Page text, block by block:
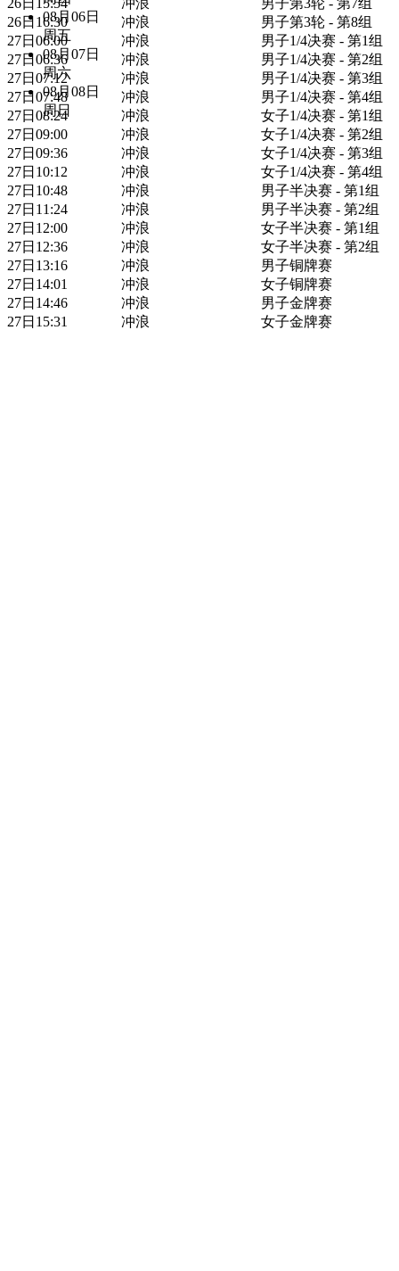
08月06日
周五
08月07日
周六
08月08日
周日
26日16:30
冲浪
男子第3轮 - 第8组
27日06:00
冲浪
男子1/4决赛 - 第1组
27日06:36
冲浪
男子1/4决赛 - 第2组
27日07:12
冲浪
男子1/4决赛 - 第3组
27日07:48
冲浪
男子1/4决赛 - 第4组
27日08:24
冲浪
女子1/4决赛 - 第1组
27日09:00
冲浪
女子1/4决赛 - 第2组
27日09:36
冲浪
女子1/4决赛 - 第3组
27日10:12
冲浪
女子1/4决赛 - 第4组
27日10:48
冲浪
男子半决赛 - 第1组
27日11:24
冲浪
男子半决赛 - 第2组
27日12:00
冲浪
女子半决赛 - 第1组
27日12:36
冲浪
女子半决赛 - 第2组
27日13:16
冲浪
男子铜牌赛
27日14:01
冲浪
女子铜牌赛
27日14:46
冲浪
男子金牌赛
27日15:31
冲浪 女子金牌赛